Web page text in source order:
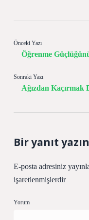
Önceki Yazı
Öğrenme
Sonraki Yazı
Ağızdan Kaçırmak
Bir yanıt yazın
E-posta adresiniz
işaretlenmişlerdir
Yorum